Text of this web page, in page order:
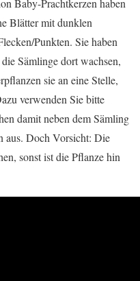
Baby-Prachtkerzen haben
Blätter mit dunklen
Punkten. Sie haben
Sämlinge dort wachsen,
sie an eine Stelle,
verwenden Sie bitte
damit neben dem Sämling
aus. Doch Vorsicht: Die
sonst ist die Pflanze hin